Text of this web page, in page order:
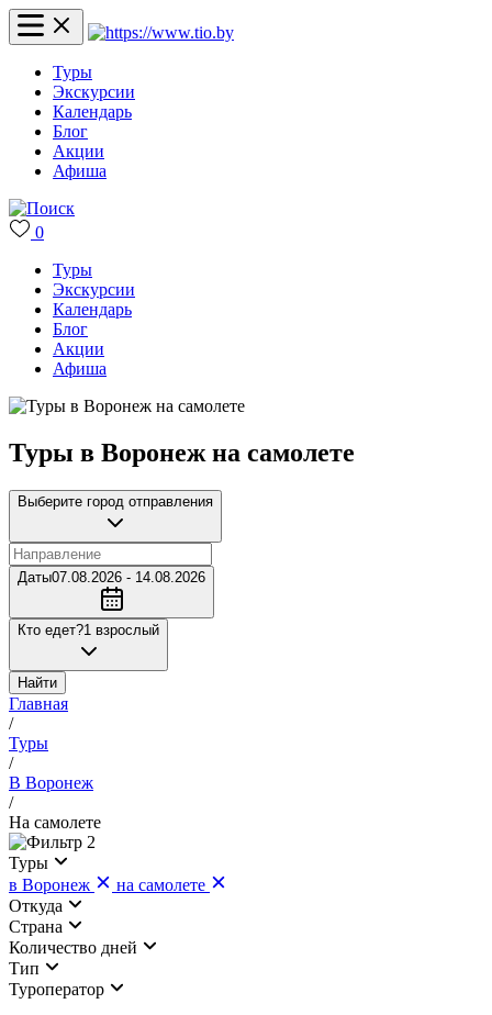
Туры
Экскурсии
Календарь
Блог
Акции
Афиша
0
Туры
Экскурсии
Календарь
Блог
Акции
Афиша
Туры в Воронеж на самолете
Выберите город отправления
Даты07.08.2026 - 14.08.2026
Кто едет?1 взрослый
Найти
Главная
/
Туры
/
В Воронеж
/
На самолете
2
Туры
в Воронеж
на самолете
Откуда
Страна
Количество дней
Тип
Туроператор